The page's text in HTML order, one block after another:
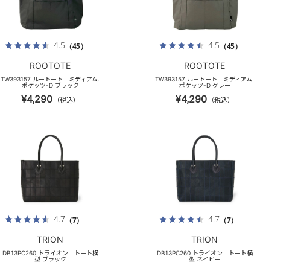
4.5 （45）
ROOTOTE
TW393157 ルートート ミディアム.
ポケッツ-D ブラック
¥4,290 （税込）
4.5 （45）
ROOTOTE
TW393157 ルートート ミディアム.
ポケッツ-D グレー
¥4,290 （税込）
4.7（7）
TRION
DB13PC260 トライオン トート横
型 ブラック
4.7（7）
TRION
DB13PC260 トライオン トート横
型 ネイビー